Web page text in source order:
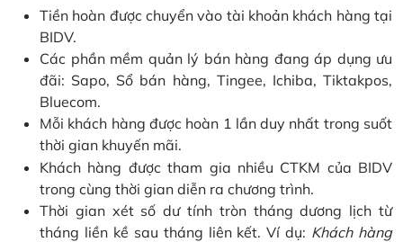
Tiền hoàn được chuyển vào tài khoản khách hàng tại
BIDV.
Các phần mềm quản lý bán hàng đang áp dụng ưu
đãi: Sapo, Sổ bán hàng, Tingee, Ichiba, Tiktakpos,
Bluecom.
Mỗi khách hàng được hoàn 1 lần duy nhất trong suốt
thời gian khuyến mãi.
Khách hàng được tham gia nhiều CTKM của BIDV
trong cùng thời gian diễn ra chương trình.
Thời gian xét số dư tính tròn tháng dương lịch từ
tháng liền kề sau tháng liên kết. Ví dụ: Khách hàng